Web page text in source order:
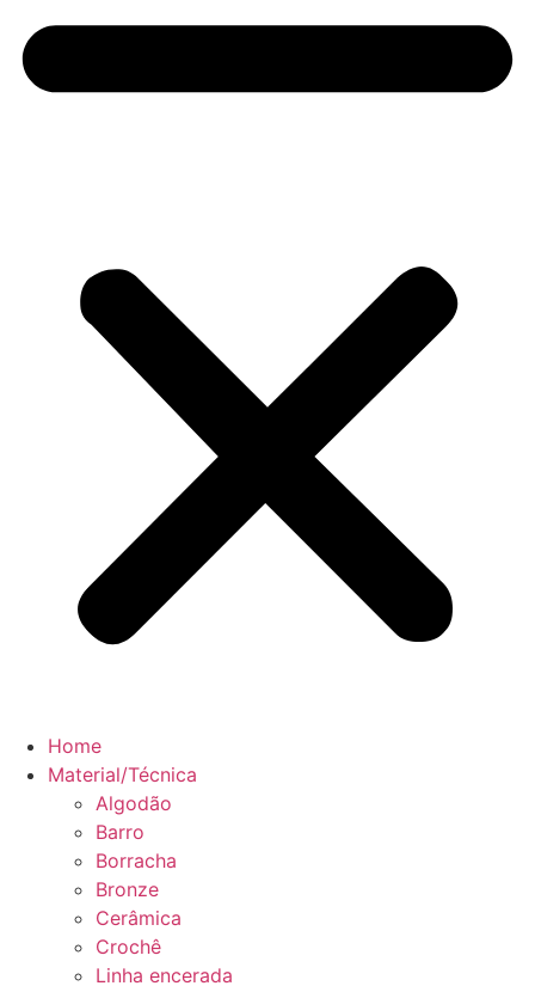
Home
Material/Técnica
Algodão
Barro
Borracha
Bronze
Cerâmica
Crochê
Linha encerada